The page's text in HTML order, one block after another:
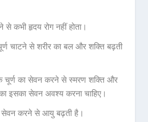
कभी हृदय रोग नहीं होता।
चाटने से शरीर का बल और शक्ति बढ़ती
चूर्ण का सेवन करने से स्मरण शक्ति और
का इसका सेवन अवश्य करना चाहिए।
सेवन करने से आयु बढ़ती है।